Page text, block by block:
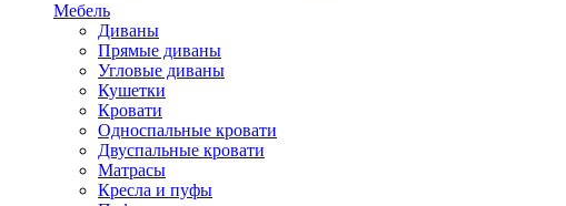
Мебель
Диваны
Прямые диваны
Угловые диваны
Кушетки
Кровати
Односпальные кровати
Двуспальные кровати
Матрасы
Кресла и пуфы